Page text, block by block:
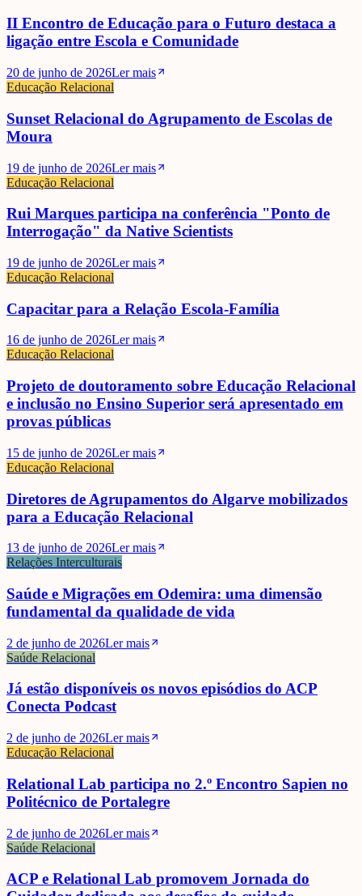
II Encontro de Educação para o Futuro destaca a
ligação entre Escola e Comunidade
20 de junho de 2026Ler mais
Educação Relacional
Sunset Relacional do Agrupamento de Escolas de
Moura
19 de junho de 2026Ler mais
Educação Relacional
Rui Marques participa na conferência "Ponto de
Interrogação" da Native Scientists
19 de junho de 2026Ler mais
Educação Relacional
Capacitar para a Relação Escola-Família
16 de junho de 2026Ler mais
Educação Relacional
Projeto de doutoramento sobre Educação Relacional
e inclusão no Ensino Superior será apresentado em
provas públicas
15 de junho de 2026Ler mais
Educação Relacional
Diretores de Agrupamentos do Algarve mobilizados
para a Educação Relacional
13 de junho de 2026Ler mais
Relações Interculturais
Saúde e Migrações em Odemira: uma dimensão
fundamental da qualidade de vida
2 de junho de 2026Ler mais
Saúde Relacional
Já estão disponíveis os novos episódios do ACP
Conecta Podcast
2 de junho de 2026Ler mais
Educação Relacional
Relational Lab participa no 2.º Encontro Sapien no
Politécnico de Portalegre
2 de junho de 2026Ler mais
Saúde Relacional
ACP e Relational Lab promovem Jornada do